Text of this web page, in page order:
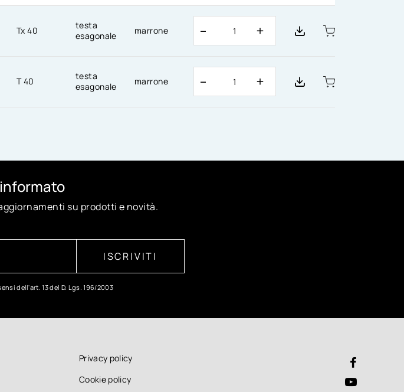
Tx 40
testa
esagonale
marrone
T 40
testa
esagonale
marrone
su prodotti e novità.
ISCRIVITI
dell'art. 13 del D. Lgs. 196/2003
Privacy policy
Cookie policy